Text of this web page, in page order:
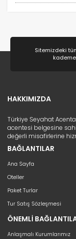
Lüks ve Konfor
Eğitim
Sağlık ve
Sitemizdeki
HAKKIMIZDA
Türkiye Seyahat
acentesi belgesine
değerli misafirlerine
BAĞLANTILAR
Ana Sayfa
Oteller
Paket Turlar
Tur Satış Sözleşmesi
ÖNEMLİ
Anlaşmalı Kurumlarımız